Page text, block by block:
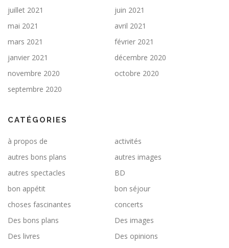
juillet 2021
juin 2021
mai 2021
avril 2021
mars 2021
février 2021
janvier 2021
décembre 2020
novembre 2020
octobre 2020
septembre 2020
CATÉGORIES
à propos de
activités
autres bons plans
autres images
autres spectacles
BD
bon appétit
bon séjour
choses fascinantes
concerts
Des bons plans
Des images
Des livres
Des opinions